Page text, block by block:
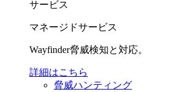
サービス
マネージドサービス
Wayfinder脅威検知と対応。
詳細はこちら
脅威ハンティング